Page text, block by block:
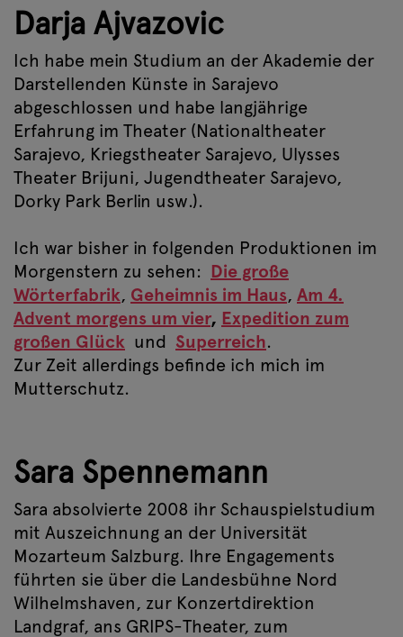
Darja Ajvazovic
Ich habe mein Studium an der Akademie der
Darstellenden Künste in Sarajevo
abgeschlossen und habe langjährige
Erfahrung im Theater (Nationaltheater
Sarajevo, Kriegstheater Sarajevo, Ulysses
Theater Brijuni, Jugendtheater Sarajevo,
Dorky Park Berlin usw.).
Ich war bisher in folgenden Produktionen im
Morgenstern zu sehen: Die große
Wörterfabrik, Geheimnis im Haus, Am 4.
Advent morgens um vier, Expedition zum
großen Glück und Superreich.
Zur Zeit allerdings befinde ich mich im
Mutterschutz.
Sara Spennemann
Sara absolvierte 2008 ihr Schauspielstudium
mit Auszeichnung an der Universität
Mozarteum Salzburg. Ihre Engagements
führten sie über die Landesbühne Nord
Wilhelmshaven, zur Konzertdirektion
Landgraf, ans GRIPS-Theater, zum